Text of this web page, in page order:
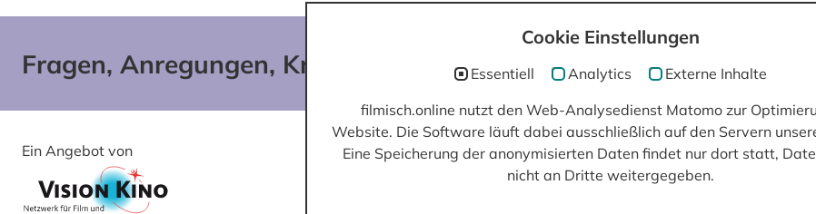
Fragen, Anregungen, Kritik? post(at)filmisch.online
Ein Angebot von Gefördert von
Cookie Einstellungen
Essentiell Analytics Externe Inhalte
filmisch.online nutzt den Web-Analysedienst Matomo zur
Website. Die Software läuft dabei ausschließlich auf den Servern
Eine Speicherung der anonymisierten Daten findet nur dort statt,
nicht an Dritte weitergegeben.